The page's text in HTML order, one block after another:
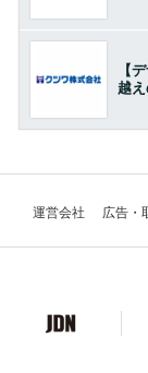
【
越
運営会社 広告・